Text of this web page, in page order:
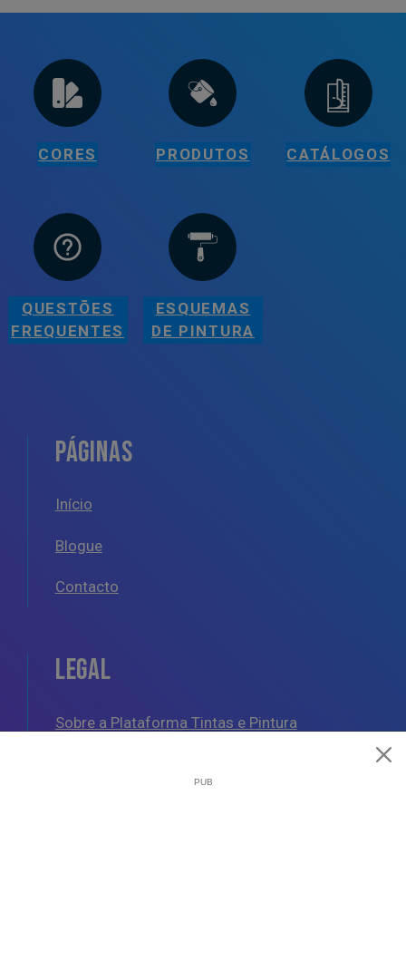
CORES PRODUTOS CATÁLOGOS
QUESTÕES
FREQUENTES
ESQUEMAS
DE PINTURA
PÁGINAS
Início
Blogue
Contacto
LEGAL
Sobre a Plataforma Tintas e Pintura